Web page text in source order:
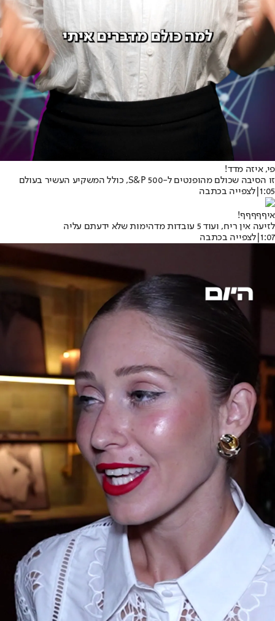
פי, איזה מדד!
זו הסיבה שכולם מהופנטים ל-S&P 500, כולל המשקיע העשיר בעולם
1:05
|לצפייה בכתבה
איףףףףף!
לזיעה אין ריח, ועוד 5 עובדות מדהימות שלא ידעתם עליה
1:07
|לצפייה בכתבה